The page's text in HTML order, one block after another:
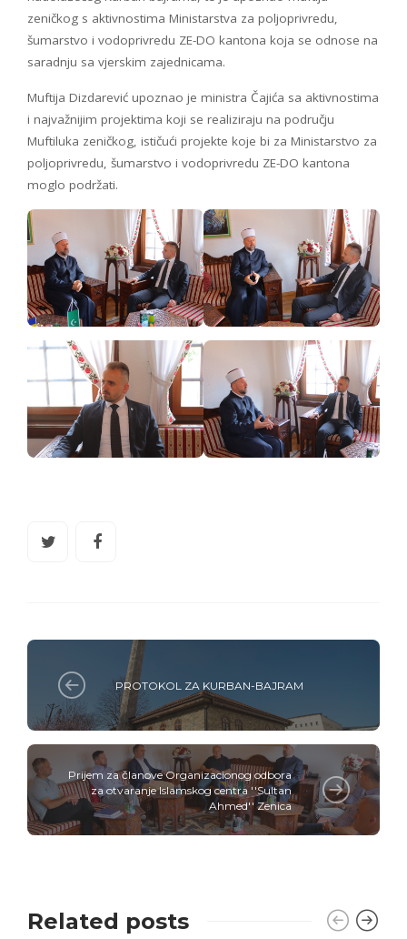
zeničkog s aktivnostima Ministarstva za poljoprivredu,
šumarstvo i vodoprivredu ZE-DO kantona koja se odnose na
saradnju sa vjerskim zajednicama.
Muftija Dizdarević upoznao je ministra Čajića sa aktivnostima
i najvažnijim projektima koji se realiziraju na području
Muftiluka zeničkog, ističući projekte koje bi za Ministarstvo za
poljoprivredu, šumarstvo i vodoprivredu ZE-DO kantona
moglo podržati.
PROTOKOL ZA KURBAN-BAJRAM
Prijem za članove Organizacionog odbora
za otvaranje Islamskog centra ''Sultan
Ahmed'' Zenica
Related posts